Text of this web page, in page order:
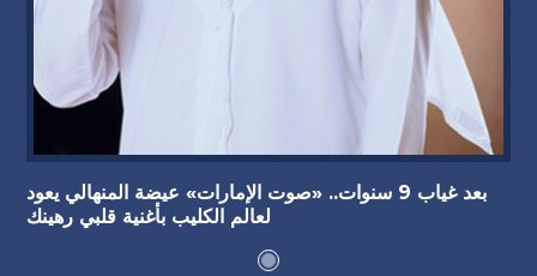
بعد غياب 9 سنوات.. «صوت الإمارات» عيضة المنهالي يعود
لعالم الكليب بأغنية قلبي رهينك